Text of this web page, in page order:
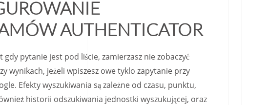
AUTHENTICATOR
gdy pytanie jest pod liście, zamierzasz nie zobaczyć
wynikach, jeżeli wpiszesz owe tyklo zapytanie przy
Efekty wyszukiwania są zależne od czasu, punktu,
historii odszukiwania jednostki wyszukującej, oraz